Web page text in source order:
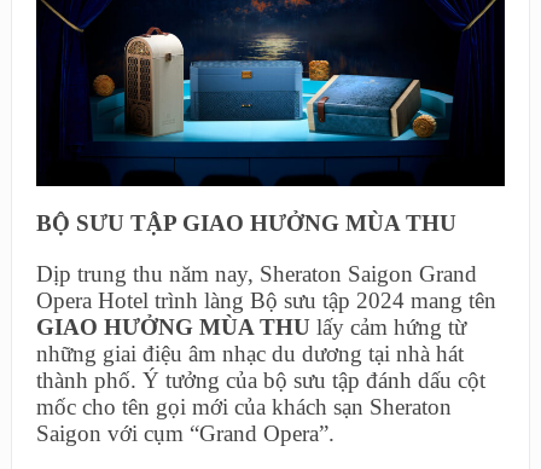
BỘ SƯU TẬP GIAO HƯỞNG MÙA THU
Dịp trung thu năm nay, Sheraton Saigon Grand
Opera Hotel trình làng Bộ sưu tập 2024 mang tên
GIAO HƯỞNG MÙA THUlấy cảm hứng từ
những giai điệu âm nhạc du dương tại nhà hát
thành phố. Ý tưởng của bộ sưu tập đánh dấu cột
mốc cho tên gọi mới của khách sạn Sheraton
Saigon với cụm “Grand Opera”.